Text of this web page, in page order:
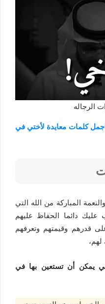
الرجاله
اجمل كلمات معايدة لأختي في
المباركة من الله التي
دائما الحفاظ عليهم
قدرهم وقيمتهم وتعرفهم
يمكن أن تستعين بها في